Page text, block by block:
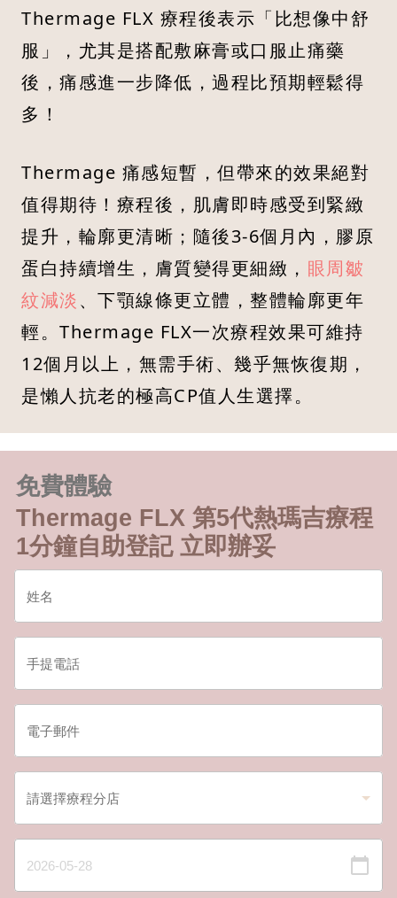
Thermage FLX 療程後表示「比想像中舒
服」，尤其是搭配敷麻膏或口服止痛藥
後，痛感進一步降低，過程比預期輕鬆得
多！
Thermage 痛感短暫，但帶來的效果絕對
值得期待！療程後，肌膚即時感受到緊緻
提升，輪廓更清晰；隨後3-6個月內，膠原
蛋白持續增生，膚質變得更細緻， 眼周皺
紋減淡、下顎線條更立體，整體輪廓更年
輕。Thermage FLX一次療程效果可維持
12個月以上，無需手術、幾乎無恢復期，
是懶人抗老的極高CP值人生選擇。
免費體驗
Thermage FLX 第5代熱瑪吉療程
1分鐘自助登記 立即辦妥